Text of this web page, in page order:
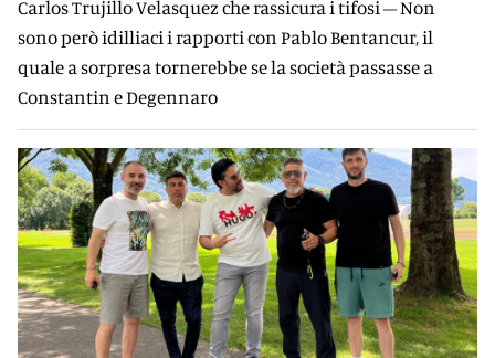
Carlos Trujillo Velasquez che rassicura i tifosi – Non
sono però idilliaci i rapporti con Pablo Bentancur, il
quale a sorpresa tornerebbe se la società passasse a
Constantin e Degennaro